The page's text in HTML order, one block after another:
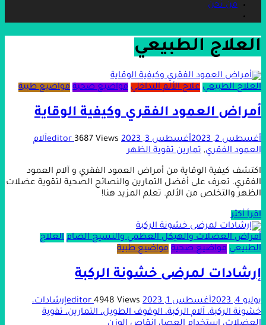
من نحن
العلاج الطبيعي
العلاج الطبيعي علاج الألم التداخلي مواضيع صحية مواضيع طبية
أمراض العمود الفقري وكيفية الوقاية
أغسطس 2, 2023 أغسطس 3, 2023 editor3687 Views
آلام
العمود الفقري, تمارين تقوية الظهر
اكتشف كيفية الوقاية من أمراض العمود الفقري و آلام العمود
الفقري. تعرف على أفضل التمارين والنصائح الصحية لتقوية عضلات
الظهر والتخلص من الألم. تعلم المزيد هنا!
اقرأ أكثر
أمراض العضلات والهيكل العظمي والنسيج الضام العلاج
الطبيعي مواضيع صحية مواضيع طبية
إرشادات لمرضى خشونة الركبة
يوليو 4, 2023 أغسطس 1, 2023 editor4948 Views
إرشادات،
خشونة الركبة، آلام الركبة، الوقوف الطويل، التمارين، تقوية